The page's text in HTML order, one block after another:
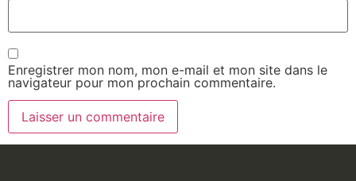
Enregistrer mon nom, mon e-mail et mon site dans le
navigateur pour mon prochain commentaire.